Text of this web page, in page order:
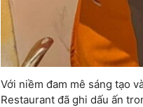
Với niềm đam mê sáng tạo
Restaurant đã ghi dấu ấn